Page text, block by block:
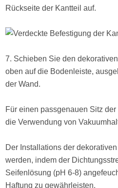
Rückseite der Kantteil auf.
7. Schieben Sie den
oben auf die Bodenleiste,
der Wand.
Für einen passgenauen Sitz
die Verwendung von
Der Installations der
werden, indem der
Seifenlösung (pH 6-8)
Haftung zu gewährleisten.